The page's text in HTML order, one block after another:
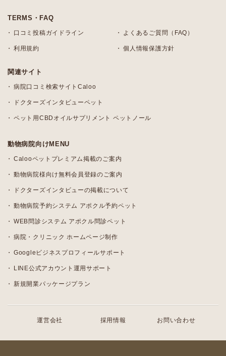
TERMS・FAQ
口コミ投稿ガイドライン よくあるご質問（FAQ）
利用規約 個人情報保護方針
関連サイト
病院口コミ検索サイトCaloo
ドクターズインタビューペット
ペット用CBDオイルサプリメント ペットノール
動物病院向けMENU
Calooペットプレミアム掲載のご案内
動物病院様向け無料会員登録のご案内
ドクターズインタビューの掲載について
動物病院予約システム アポクル予約ペット
WEB問診システム アポクル問診ペット
病院・クリニック ホームページ制作
Googleビジネスプロフィールサポート
LINE公式アカウント運用サポート
新規開業パッケージプラン
運営会社 採用情報 お問い合わせ